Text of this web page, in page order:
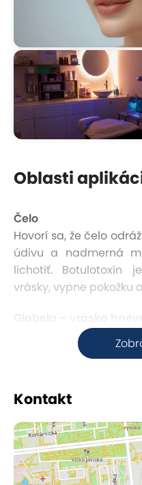
Oblasti
Čelo
Hovorí sa, že čelo
údivu a nadmerná
lichotiť. Botulotoxín
vrásky, vypne pokožku
Vráska hnevu je
vzniká nadmernou
Botulotoxín dokáže
kútikoch očí a dodá
Bonusom je jemné
Kontakt